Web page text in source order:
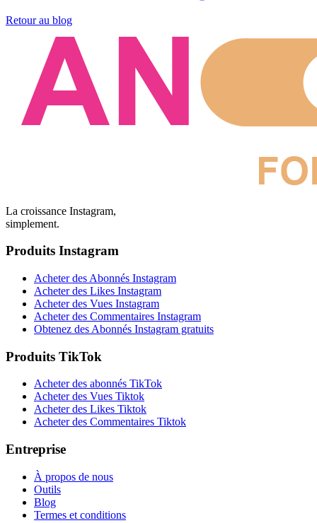
Retour au blog
La croissance Instagram,
simplement.
Produits Instagram
Acheter des Abonnés Instagram
Acheter des Likes Instagram
Acheter des Vues Instagram
Acheter des Commentaires Instagram
Obtenez des Abonnés Instagram gratuits
Produits TikTok
Acheter des abonnés TikTok
Acheter des Vues Tiktok
Acheter des Likes Tiktok
Acheter des Commentaires Tiktok
Entreprise
À propos de nous
Outils
Blog
Termes et conditions